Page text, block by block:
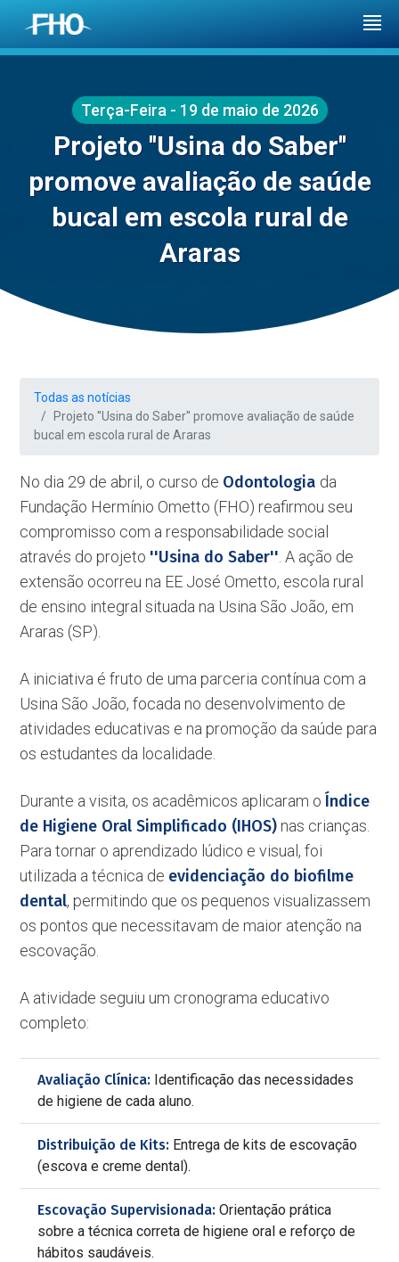
Terça-Feira - 19 de maio de 2026
Projeto ''Usina do Saber''
promove avaliação de saúde
bucal em escola rural de
Araras
Todas as notícias
Projeto ''Usina do Saber'' promove avaliação de saúde
bucal em escola rural de Araras
No dia 29 de abril, o curso de Odontologia da
Fundação Hermínio Ometto (FHO) reafirmou seu
compromisso com a responsabilidade social
através do projeto ''Usina do Saber'' . A ação de
extensão ocorreu na EE José Ometto, escola rural
de ensino integral situada na Usina São João, em
Araras (SP).
A iniciativa é fruto de uma parceria contínua com a
Usina São João, focada no desenvolvimento de
atividades educativas e na promoção da saúde para
os estudantes da localidade.
Durante a visita, os acadêmicos aplicaram o Índice
de Higiene Oral Simplificado (IHOS) nas crianças.
Para tornar o aprendizado lúdico e visual, foi
utilizada a técnica de evidenciação do biofilme
dental, permitindo que os pequenos visualizassem
os pontos que necessitavam de maior atenção na
escovação.
A atividade seguiu um cronograma educativo
completo:
Avaliação Clínica: Identificação das necessidades
de higiene de cada aluno.
Distribuição de Kits: Entrega de kits de escovação
(escova e creme dental).
Escovação Supervisionada: Orientação prática
sobre a técnica correta de higiene oral e reforço de
hábitos saudáveis.